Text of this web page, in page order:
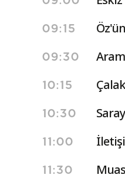
09:15
09:30
10:15
10:30
11:00
11:30